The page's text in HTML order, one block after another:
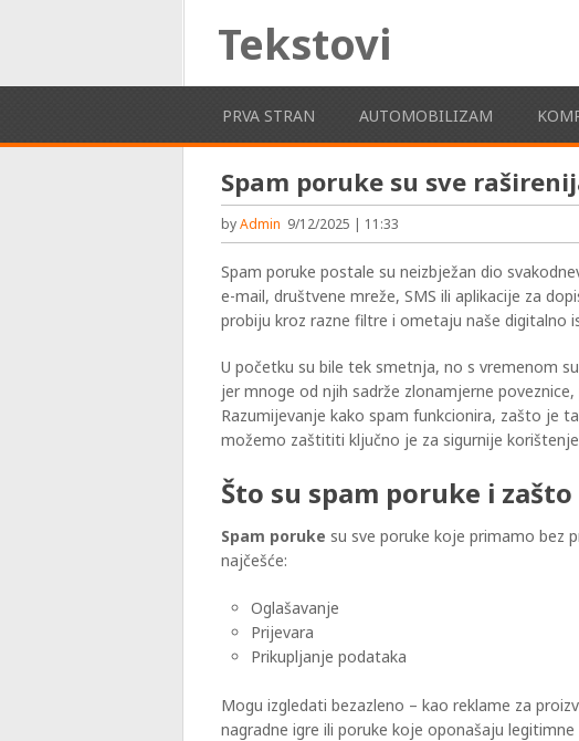
Tekstovi
PRVA STRAN AUTOMOBILIZAM
Spam poruke su sve
byAdmin 9/12/2025 | 11:33
Spam poruke postale su neizbježan dio
e-mail, društvene mreže, SMS ili aplikacije za
probiju kroz razne filtre i ometaju naše digitalno
U početku su bile tek smetnja, no s vremenom
jer mnoge od njih sadrže zlonamjerne
Razumijevanje kako spam funkcionira, zašto je
možemo zaštititi ključno je za sigurnije
Što su spam poruke i
Spam poruke su sve poruke koje primamo bez
najčešće:
Oglašavanje
Prijevara
Prikupljanje podataka
Mogu izgledati bezazleno – kao reklame za
nagradne igre ili poruke koje oponašaju